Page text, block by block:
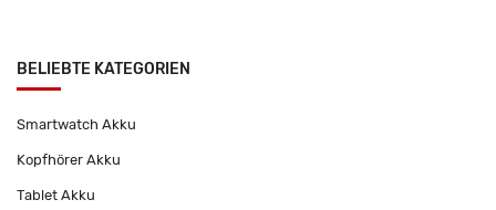
BELIEBTE KATEGORIEN
Smartwatch Akku
Kopfhörer Akku
Tablet Akku